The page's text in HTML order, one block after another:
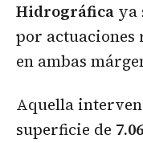
Hidrográfica ya
por
en ambas
Aquella
superficie de